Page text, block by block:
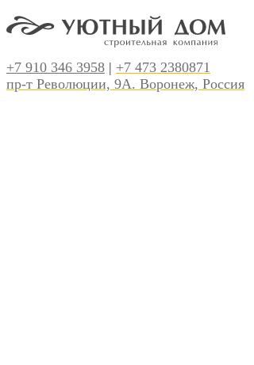
+7 910 346 3958 | +7 473 2380871
пр-т Революции, 9А. Воронеж, Россия